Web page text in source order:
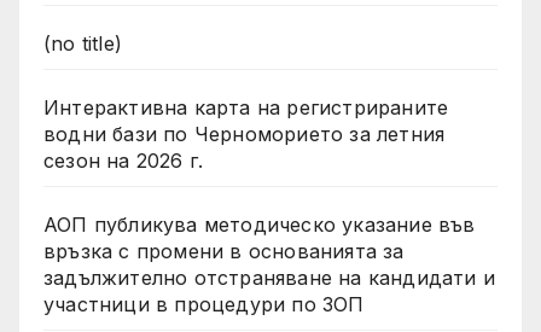
(no title)
Интерактивна карта на регистрираните
водни бази по Черноморието за летния
сезон на 2026 г.
АОП публикува методическо указание във
връзка с промени в основанията за
задължително отстраняване на кандидати и
участници в процедури по ЗОП